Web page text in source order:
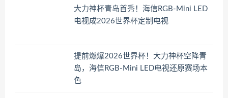
大力神杯青岛首秀！海信RGB-Mini LED
电视成2026世界杯定制电视
提前燃爆2026世界杯！大力神杯空降青
岛，海信RGB-Mini LED电视还原赛场本
色